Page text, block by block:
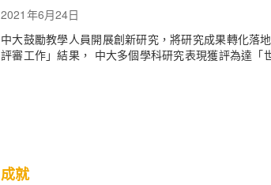
2021年6月24日
中大鼓勵教學人員開展創新研究，將研究成果轉化落
評審工作」結果， 中大多個學科研究表現獲評為達「
成就